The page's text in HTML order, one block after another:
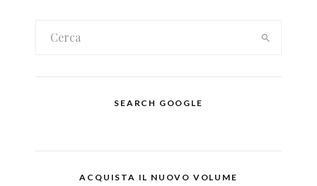
SEARCH GOOGLE
ACQUISTA IL NUOVO VOLUME